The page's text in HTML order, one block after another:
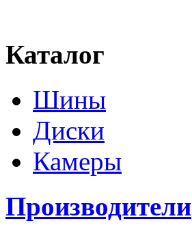
Каталог
Шины
Диски
Камеры
Производители